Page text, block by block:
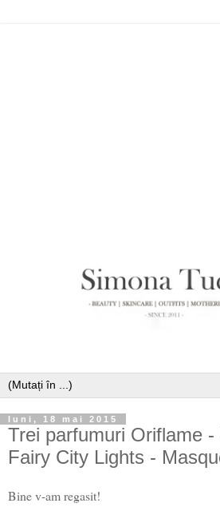
luni, 18 mai 2015
Trei parfumuri Oriflame
Fairy City Lights -
Bine v-am regasit!